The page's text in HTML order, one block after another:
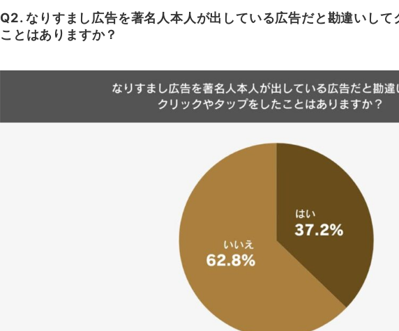
Q2. なりすまし広告を著名人本人が出している広告だと勘違いして
ことはありますか？